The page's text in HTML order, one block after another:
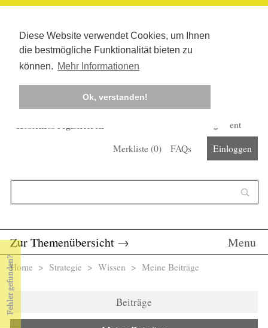
Diese Website verwendet Cookies, um Ihnen
die bestmögliche Funktionalität bieten zu
können. Mehr Informationen
Ok, verstanden!
Kostenlos registrieren
Corona-Management
Merkliste (0) FAQs Einloggen
Zur Themenübersicht → Menu
Sie sind hier
Home > Strategie > Wissen > Meine Beiträge
Beiträge